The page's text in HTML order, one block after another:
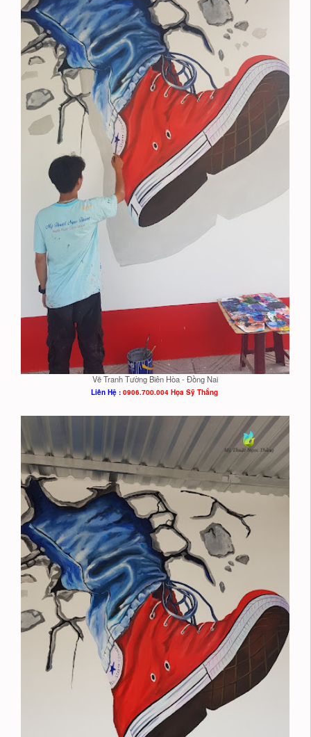
Vẽ Tranh Tường Biên Hòa - Đồng Nai
Liên Hệ : 0906.700.004 Họa Sỹ Thắng